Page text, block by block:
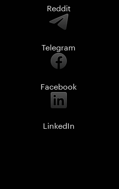
Reddit
Telegram
Facebook
LinkedIn